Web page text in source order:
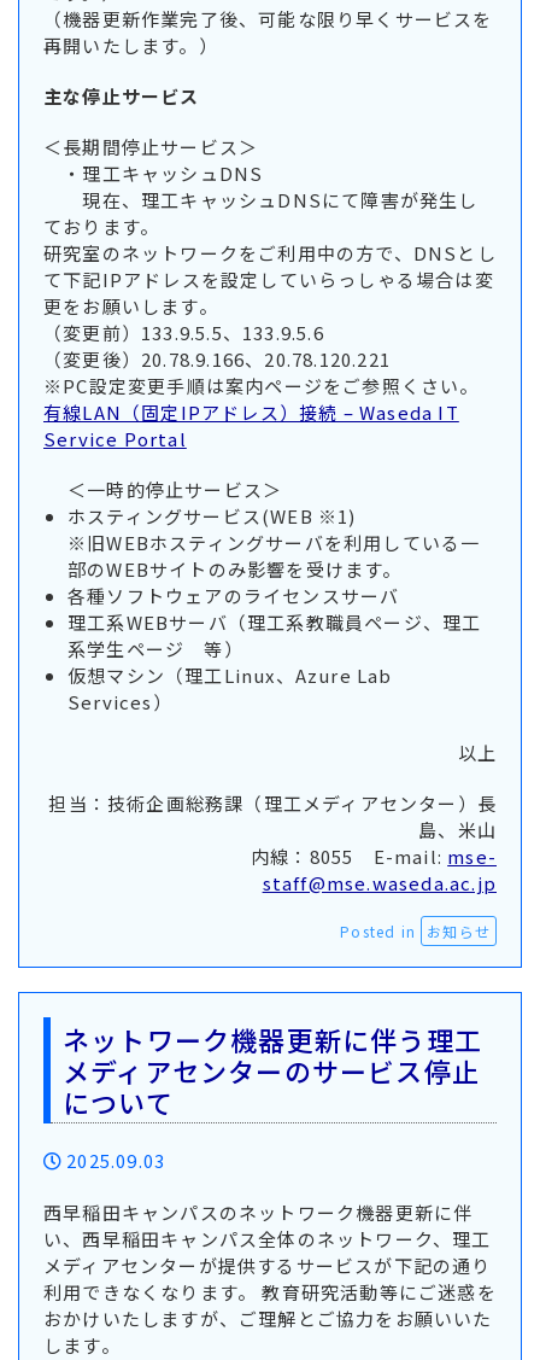
（機器更新作業完了後、可能な限り早くサービスを
再開いたします。）
主な停止サービス
＜長期間停止サービス＞
・理工キャッシュDNS
現在、理工キャッシュDNSにて障害が発生し
ております。
研究室のネットワークをご利用中の方で、DNSとし
て下記IPアドレスを設定していらっしゃる場合は変
更をお願いします。
（変更前）133.9.5.5、133.9.5.6
（変更後）20.78.9.166、20.78.120.221
※PC設定変更手順は案内ページをご参照くさい。
有線LAN（固定IPアドレス）接続 – Waseda IT
Service Portal
＜一時的停止サービス＞
ホスティングサービス(WEB ※1)
※旧WEBホスティングサーバを利用している一
部のWEBサイトのみ影響を受けます。
各種ソフトウェアのライセンスサーバ
理工系WEBサーバ（理工系教職員ページ、理工
系学生ページ 等）
仮想マシン（理工Linux、Azure Lab
Services）
以上
担当：技術企画総務課（理工メディアセンター）長
島、米山
内線：8055 E-mail: mse-
staff@mse.waseda.ac.jp
Posted in お知らせ
ネットワーク機器更新に伴う理工
メディアセンターのサービス停止
について
2025.09.03
西早稲田キャンパスのネットワーク機器更新に伴
い、西早稲田キャンパス全体のネットワーク、理工
メディアセンターが提供するサービスが下記の通り
利用できなくなります。 教育研究活動等にご迷惑を
おかけいたしますが、ご理解とご協力をお願いいた
します。